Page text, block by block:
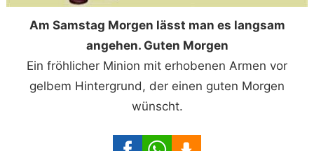
Am Samstag Morgen lässt man es langsam
angehen. Guten Morgen
Ein fröhlicher Minion mit erhobenen Armen vor
gelbem Hintergrund, der einen guten Morgen
wünscht.